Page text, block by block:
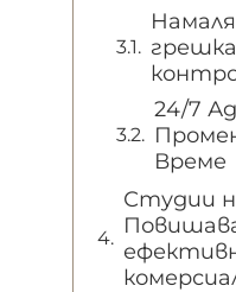
24/7
Време
Студии